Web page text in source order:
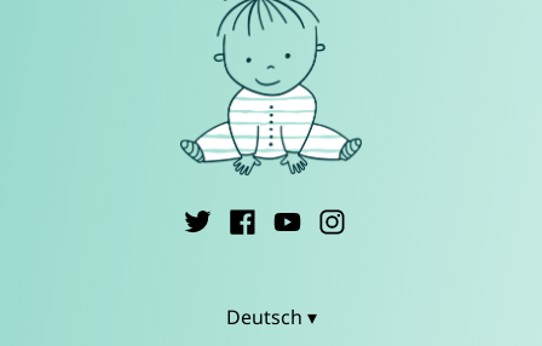
Deutsch ▾